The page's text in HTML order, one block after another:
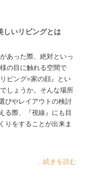
しいリビングとは
あった際、絶対といっ
の目に触れる空間で
ビング=家の顔』とい
しょうか。そんな場所
びやレイアウトの検討
る際、『視線』にも目
りをすることが出来ま
...続きを読む